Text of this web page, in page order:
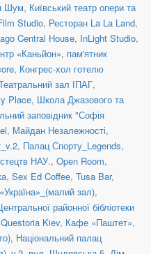
Шум, Київський театр опери та
Studio, Ресторан La La Land,
Central House, InLight Studio,
«Каньйон», пам'ятник
, Конгрес-хол готелю
зал ІПАГ,
Place, Школа Джазового та
заповідник "Софія
, Майдан Незалежності,
, Палац Спорту_Legends,
НАУ., Open Room,
, Sex Ed Coffee, Tusa Bar,
зал),
районної бібліотеки
Questoria Kiev, Кафе «Паштет»,
, Національний палац